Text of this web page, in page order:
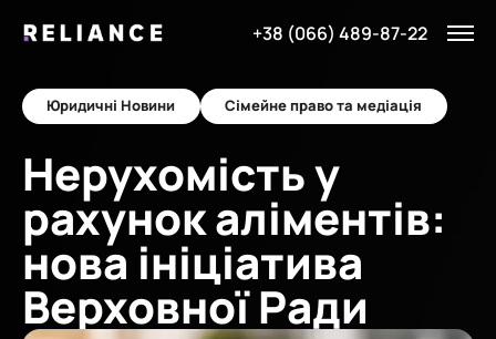
+38 (066) 489-87-22
Юридичні Новини Сімейне право та медіація
Нерухомість у
рахунок аліментів:
нова ініціатива
Верховної Ради